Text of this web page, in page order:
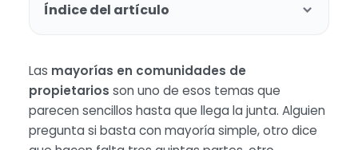
Índice del artículo
Las mayorías en comunidades de
propietarios son uno de esos temas que
parecen sencillos hasta que llega la junta. Alguien
pregunta si basta con mayoría simple, otro dice